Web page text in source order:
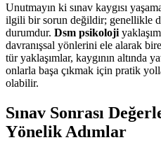
Unutmayın ki sınav kaygısı
ilgili bir sorun değildir; genellikle
durumdur. Dsm psikoloji
davranışsal yönlerini ele alarak
tür yaklaşımlar, kaygının altında
onlarla başa çıkmak için pratik
olabilir.
Sınav Sonrası
Yönelik Adımlar